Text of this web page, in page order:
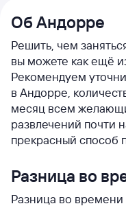
Об Андорре
Решить, чем
вы можете как ещё
Рекомендуем
в Андорре,
месяц всем
развлечений почти
прекрасный способ
Разница во
Разница во